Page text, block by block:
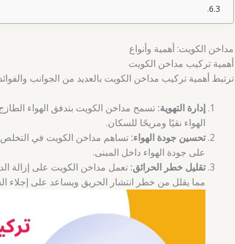
مداخن الكويت: أهمية وأنواع
أهمية تركيب مداخن الكويت
ترتبط أهمية تركيب مداخن الكويت بالعديد من الجوانب
إدارة التهوية: تسمح مداخن الكويت بتدفق الهواء
الهواء نقيًا ومريحًا للسكان.
تحسين جودة الهواء: تساهم مداخن الكويت في التخلص
على جودة الهواء داخل المبنى.
تقليل خطر الحرائق: تعمل مداخن الكويت على إزالة
مما يقلل من خطر انتشار الحريق ويساعد على إجلاء